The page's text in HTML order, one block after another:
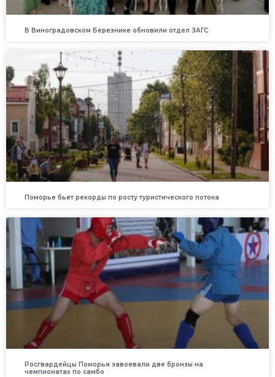
В Виноградовском Березнике обновили отдел ЗАГС
Поморье бьет рекорды по росту туристического потока
Росгвардейцы Поморья завоевали две бронзы на
чемпионатах по самбо